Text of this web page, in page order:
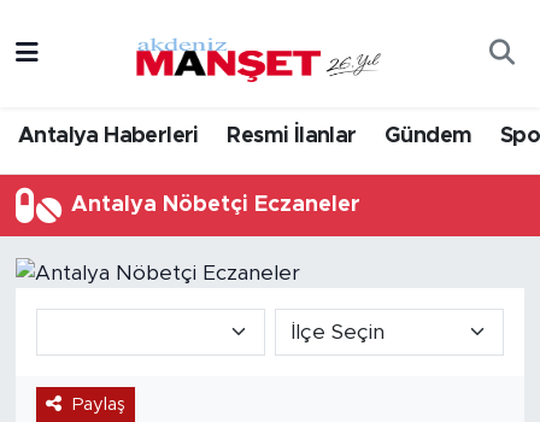
Antalya Haberleri Resmi İlanlar Gündem
Antalya Nöbetçi Eczaneler
Paylaş
Bilim & Teknoloji
Eğitim
Ekonomi
Gündem
Trafik Durumu
Süper Lig Puan Durumu ve Fikstür
Tüm Manşetler
Son Dakika Haberleri
Haber Arşivi